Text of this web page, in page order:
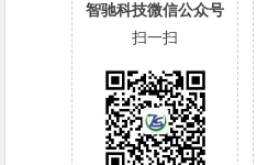
智驰科技微信公众号
扫一扫